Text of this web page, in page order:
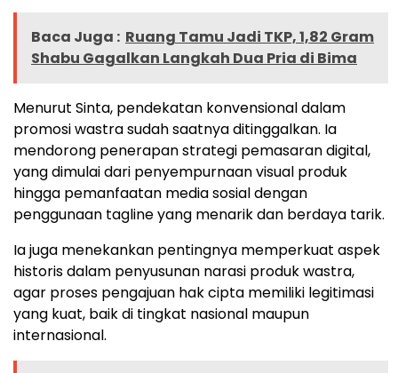
Baca Juga : Ruang Tamu Jadi TKP, 1,82 Gram
Shabu Gagalkan Langkah Dua Pria di Bima
Menurut Sinta, pendekatan konvensional dalam
promosi wastra sudah saatnya ditinggalkan. Ia
mendorong penerapan strategi pemasaran digital,
yang dimulai dari penyempurnaan visual produk
hingga pemanfaatan media sosial dengan
penggunaan tagline yang menarik dan berdaya tarik.
Ia juga menekankan pentingnya memperkuat aspek
historis dalam penyusunan narasi produk wastra,
agar proses pengajuan hak cipta memiliki legitimasi
yang kuat, baik di tingkat nasional maupun
internasional.